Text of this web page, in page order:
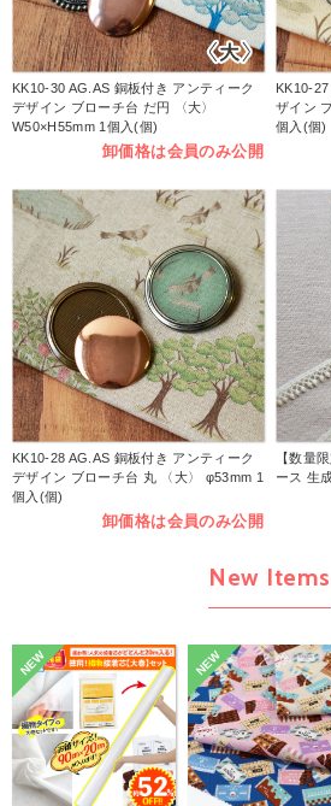
KK10-30 AG.AS 銅板付き アンティーク
デザイン ブローチ台 だ円 〈大〉
W50×H55mm 1個入(個)
卸価格は会員のみ公開
KK10-
ザイン
個入(個)
KK10-28 AG.AS 銅板付き アンティーク
デザイン ブローチ台 丸 〈大〉 φ53mm 1
個入(個)
卸価格は会員のみ公開
【数量
ース 生
New Items
NEW NEW